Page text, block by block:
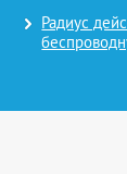
Радиус